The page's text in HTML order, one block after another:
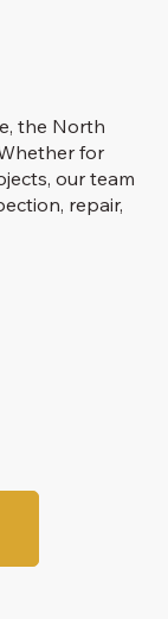
the North
for
our team
repair,